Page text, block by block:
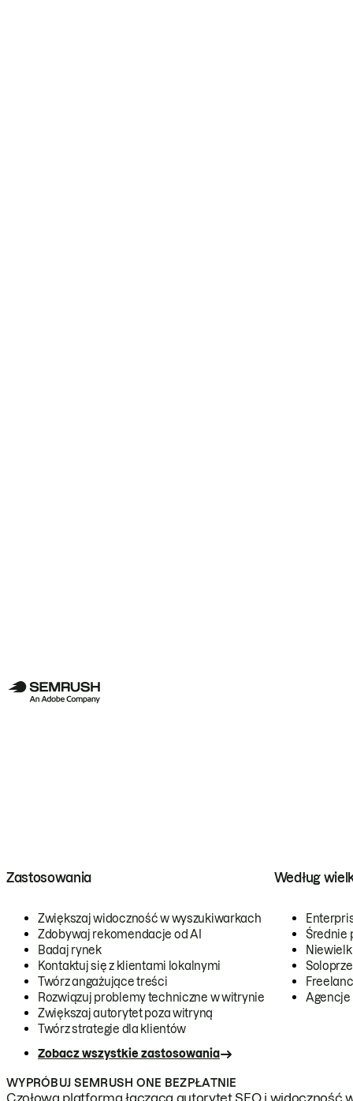
Zastosowania
Zwiększaj widoczność w wyszukiwarkach
Zdobywaj rekomendacje od AI
Badaj rynek
Kontaktuj się z klientami lokalnymi
Twórz angażujące treści
Rozwiązuj problemy techniczne w witrynie
Zwiększaj autorytet poza witryną
Twórz strategie dla klientów
Zobacz wszystkie zastosowania
Według
Średnie
Agencje
WYPRÓBUJ SEMRUSH ONE BEZPŁATNIE
Czołowa platforma łącząca autorytet SEO i widoczność